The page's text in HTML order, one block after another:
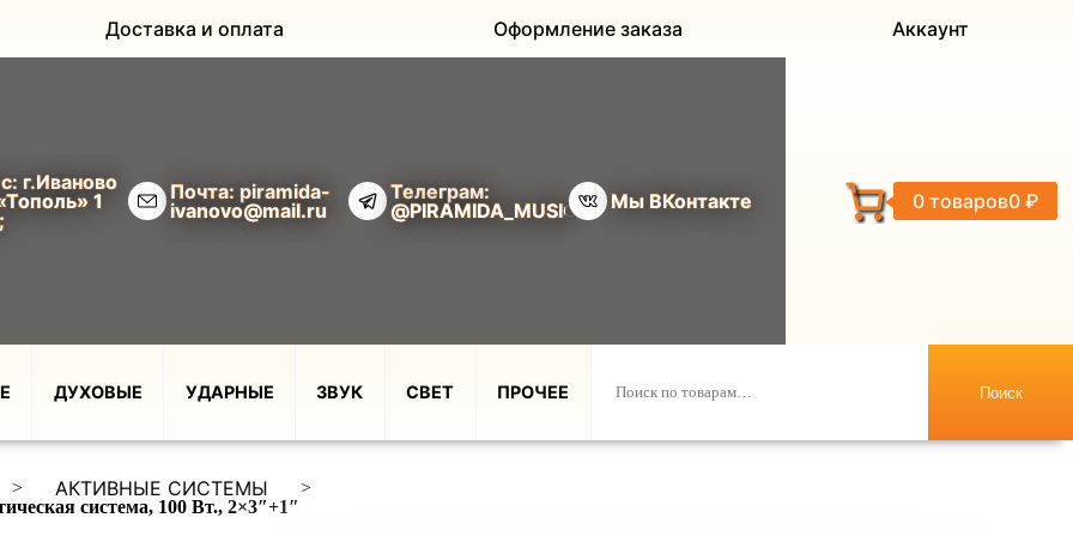
Доставка и оплата Оформление заказа Аккаунт
г.Иваново
1
Почта: piramida-
ivanovo@mail.ru
Телеграм:
@PIRAMIDA_MUSIC
Мы ВКонтакте 0 товаров0 ₽
ДУХОВЫЕ УДАРНЫЕ ЗВУК СВЕТ ПРОЧЕЕ Поиск
> АКТИВНЫЕ СИСТЕМЫ
>
система, 100 Вт., 2×3″+1″